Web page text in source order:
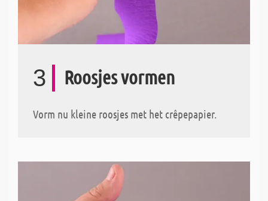
3 Roosjes vormen
Vorm nu kleine roosjes met het crêpepapier.